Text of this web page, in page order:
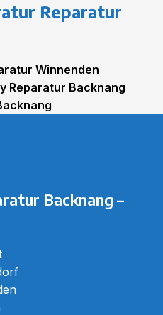
Reparatur
Winnenden
Reparatur Backnang
Backnang –